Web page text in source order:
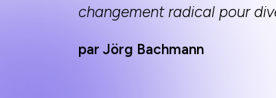
changement radical pour
par Jörg Bachmann